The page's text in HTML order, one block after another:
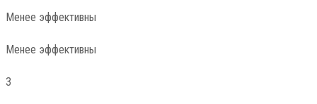
Менее эффективны
Менее эффективны
3